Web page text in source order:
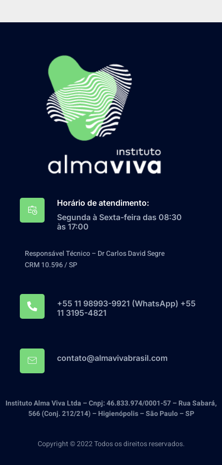
Horário de atendimento:
Segunda à Sexta-feira das 08:30
às 17:00
Responsável Técnico – Dr Carlos David Segre
CRM 10.596 / SP
+55 11 98993-9921‬ (WhatsApp) +55
11 3195-4821
contato@almavivabrasil.com
Instituto Alma Viva Ltda – Cnpj: 46.833.974/0001-57 – Rua Sabará,
566 (Conj. 212/214) – Higienópolis – São Paulo – SP
Copyright © 2022 Todos os direitos reservados.